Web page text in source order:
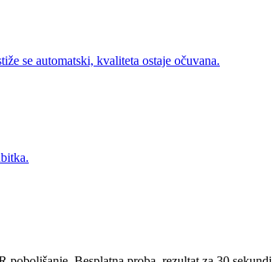
se automatski, kvaliteta ostaje očuvana.